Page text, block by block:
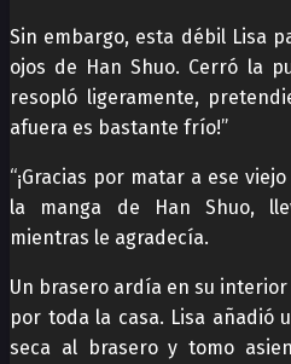
Sin embargo, esta débil Lisa
ojos de Han Shuo. Cerró la
resopló ligeramente,
afuera es bastante frío!”
“¡Gracias por matar a ese
la manga de Han Shuo,
mientras le agradecía.
Un brasero ardía en su
por toda la casa. Lisa añadió
seca al brasero y tomo